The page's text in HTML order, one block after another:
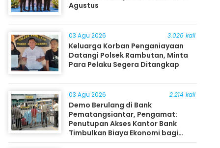
Agustus
03 Agu 2026 3.026 kali
Keluarga Korban Penganiayaan
Datangi Polsek Rambutan, Minta
Para Pelaku Segera Ditangkap
03 Agu 2026 2.214 kali
Demo Berulang di Bank
Pematangsiantar, Pengamat:
Penutupan Akses Kantor Bank
Timbulkan Biaya Ekonomi bagi
Masyarakat